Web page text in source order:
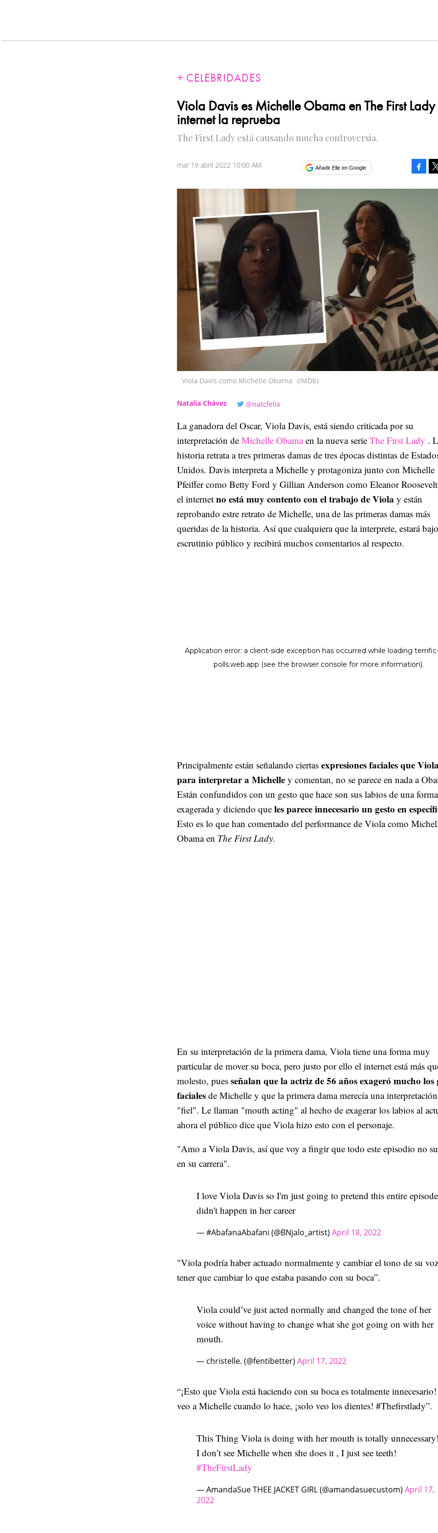
CELEBRIDADES
Viola Davis es Michelle Obama en The First Lady
internet la reprueba
The First Lady está causando mucha controversia.
mar 19 abril 2022 10:00 AM Añadir Elle en Google
Viola Davis como Michelle Obama (IMDb)
Natalia Chávez @natcfelix
La ganadora del Oscar, Viola Davis, está siendo criticada por su
interpretación de Michelle Obama en la nueva serie The First Lady .
historia retrata a tres primeras damas de tres épocas distintas de
Unidos. Davis interpreta a Michelle y protagoniza junto con Michelle
Pfeiffer como Betty Ford y Gillian Anderson como Eleanor
el internet no está muy contento con el trabajo de Viola y están
reprobando estre retrato de Michelle, una de las primeras damas más
queridas de la historia. Así que cualquiera que la interprete, estará
escrutinio público y recibirá muchos comentarios al respecto.
Principalmente están señalando ciertas expresiones faciales que
para interpretar a Michelle y comentan, no se parece en nada a
Están confundidos con un gesto que hace son sus labios de una forma
exagerada y diciendo que les parece innecesario un gesto en
Esto es lo que han comentado del performance de Viola como
Obama en The First Lady.
En su interpretación de la primera dama, Viola tiene una forma muy
particular de mover su boca, pero justo por ello el internet está más
molesto, pues señalan que la actriz de 56 años exageró mucho los
faciales de Michelle y que la primera dama merecía una
"fiel". Le llaman "mouth acting" al hecho de exagerar los labios al
ahora el público dice que Viola hizo esto con el personaje.
"Amo a Viola Davis, así que voy a fingir que todo este episodio no
en su carrera".
I love Viola Davis so I'm just going to pretend this entire episode
didn't happen in her career
— #AbafanaAbafani (@BNjalo_artist) April 18, 2022
"Viola podría haber actuado normalmente y cambiar el tono de su
tener que cambiar lo que estaba pasando con su boca”.
Viola could’ve just acted normally and changed the tone of her
voice without having to change what she got going on with her
mouth.
— christelle. (@fentibetter) April 17, 2022
“¡Esto que Viola está haciendo con su boca es totalmente
veo a Michelle cuando lo hace, ¡solo veo los dientes! #Thefirstlady”.
This Thing Viola is doing with her mouth is totally unnecessary!
I don’t see Michelle when she does it , I just see teeth!
#TheFirstLady
— AmandaSue THEE JACKET GIRL (@amandasuecustom) April 17,
2022